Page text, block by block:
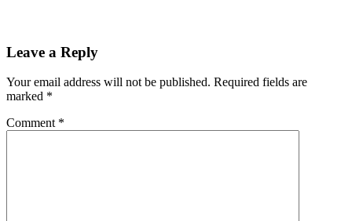
Leave a Reply
Your email address will not be published. Required fields are
marked *
Comment *